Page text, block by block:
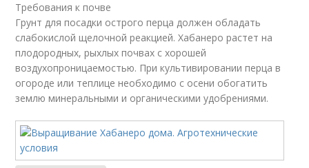
Требования к почве
Грунт для посадки острого перца должен обладать
слабокислой щелочной реакцией. Хабанеро растет на
плодородных, рыхлых почвах с хорошей
воздухопроницаемостью. При культивировании перца в
огороде или теплице необходимо с осени обогатить
землю минеральными и органическими удобрениями.